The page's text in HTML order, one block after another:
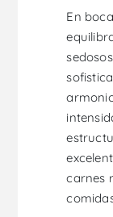
En
carnes